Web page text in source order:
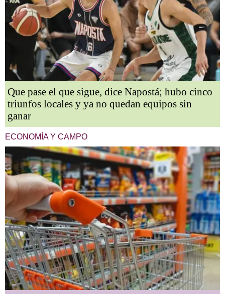
Que pase el que sigue, dice Napostá; hubo cinco
triunfos locales y ya no quedan equipos sin
ganar
ECONOMÍA Y CAMPO